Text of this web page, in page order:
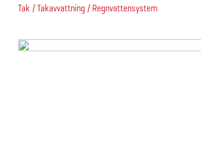
Tak Takavvattning Regnvattensystem